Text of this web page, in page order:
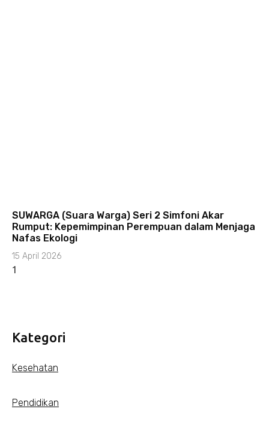
SUWARGA (Suara Warga) Seri 2 Simfoni Akar
Rumput: Kepemimpinan Perempuan dalam Menjaga
Nafas Ekologi
15 April 2026
Kategori
Kesehatan
Pendidikan